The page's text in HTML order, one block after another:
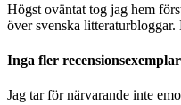
Högst oväntat tog jag hem
över svenska
Inga fler
Jag tar för närvarande inte